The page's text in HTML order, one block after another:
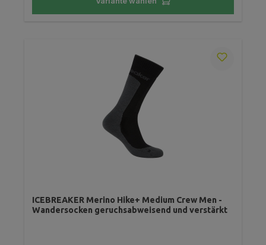
ICEBREAKER Merino Hike+ Medium Crew Men -
Wandersocken geruchsabweisend und verstärkt